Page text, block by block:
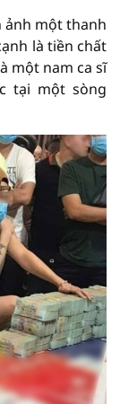
ảnh một thanh
là tiền chất
một nam ca sĩ
tại một sòng